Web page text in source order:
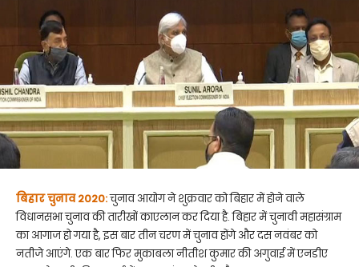
बिहार चुनाव 2020:चुनाव आयोग ने शुक्रवार को बिहार में होने वाले
विधानसभा चुनाव की तारीखों काएलान कर दिया है. बिहार में चुनावी महासंग्राम
का आगाज हो गया है, इस बार तीन चरण में चुनाव होंगे और दस नवंबर को
नतीजे आएंगे. एक बार फिर मुकाबला नीतीश कुमार की अगुवाई में एनडीए